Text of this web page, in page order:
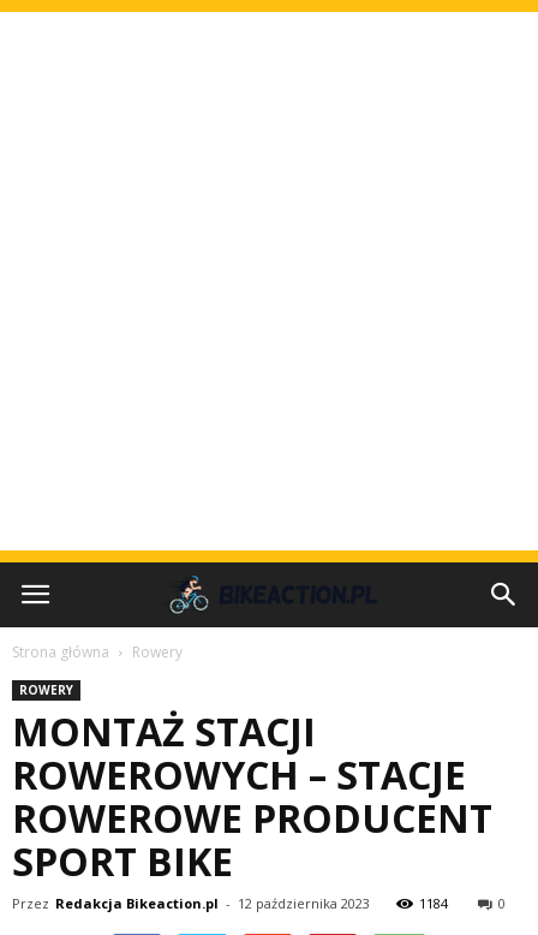
Strona główna Rowery
ROWERY
MONTAŻ STACJI
ROWEROWYCH – STACJE
ROWEROWE PRODUCENT
SPORT BIKE
Przez Redakcja Bikeaction.pl - 12 października 2023 1184 0